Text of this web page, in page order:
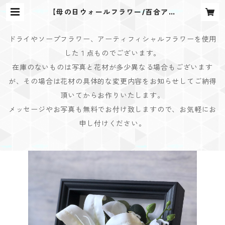
【母の日ウォールフラワー/百合アレ
ドライやソープフラワー、アーティフィシャルフラワーを使用
した１点ものでございます。
在庫のないものは写真と花材が多少異なる場合もございます
が、その場合は花材の具体的な変更内容をお知らせしてご納得
頂いてからお作りいたします。
メッセージやお写真も無料でお付け致しますので、お気軽にお
申し付けください。